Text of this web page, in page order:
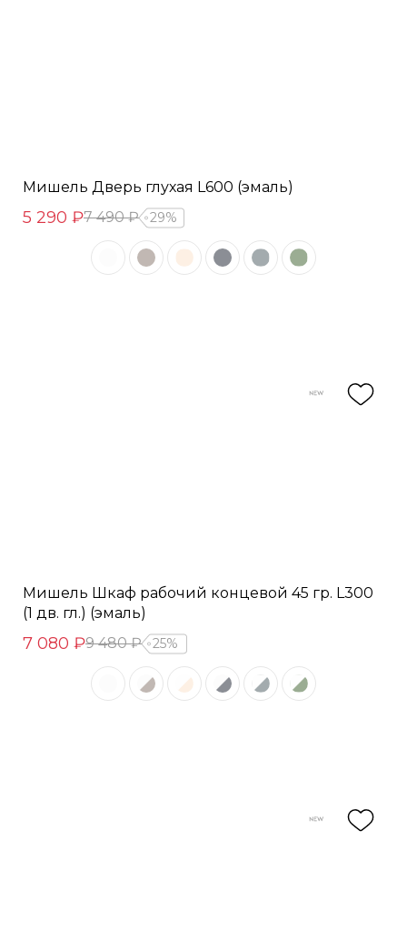
Мишель Дверь глухая L600 (эмаль)
5 290 ₽7 490 ₽ 29%
Мишель Шкаф рабочий концевой 45 гр. L300
(1 дв. гл.) (эмаль)
7 080 ₽9 480 ₽ 25%